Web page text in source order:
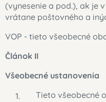
(vynesenie a pod.), ak je
vrátane poštovného a
VOP - tieto všeobecné
Článok II
Všeobecné ustanovenia
Tieto všeobecné